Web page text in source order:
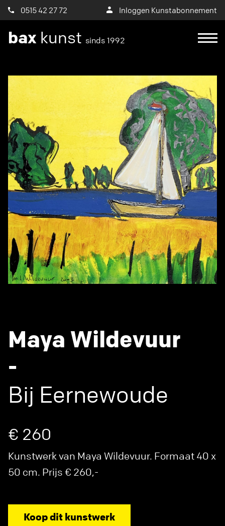
0515 42 27 72 Inloggen Kunstabonnement
bax kunst sinds 1992
Maya Wildevuur
-
Bij Eernewoude
€ 260
Kunstwerk van Maya Wildevuur. Formaat 40 x
50 cm. Prijs € 260,-
Koop dit kunstwerk